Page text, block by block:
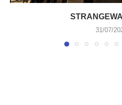
31/07/